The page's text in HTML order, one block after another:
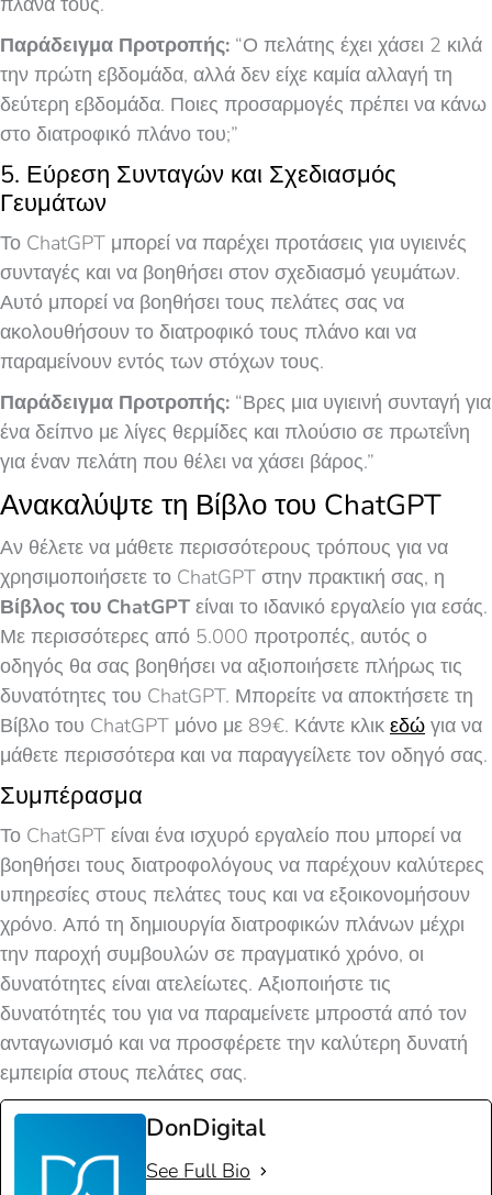
Παράδειγμα Προτροπής: “Ο πελάτης έχει χάσει 2 κιλά
την πρώτη εβδομάδα, αλλά δεν είχε καμία αλλαγή τη
δεύτερη εβδομάδα. Ποιες προσαρμογές πρέπει να κάνω
στο διατροφικό πλάνο του;”
5. Εύρεση Συνταγών και Σχεδιασμός
Γευμάτων
Το ChatGPT μπορεί να παρέχει προτάσεις για υγιεινές
συνταγές και να βοηθήσει στον σχεδιασμό γευμάτων.
Αυτό μπορεί να βοηθήσει τους πελάτες σας να
ακολουθήσουν το διατροφικό τους πλάνο και να
παραμείνουν εντός των στόχων τους.
Παράδειγμα Προτροπής: “Βρες μια υγιεινή συνταγή για
ένα δείπνο με λίγες θερμίδες και πλούσιο σε πρωτεΐνη
για έναν πελάτη που θέλει να χάσει βάρος.”
Ανακαλύψτε τη Βίβλο του ChatGPT
Αν θέλετε να μάθετε περισσότερους τρόπους για να
χρησιμοποιήσετε το ChatGPT στην πρακτική σας, η
Βίβλος του ChatGPT είναι το ιδανικό εργαλείο για εσάς.
Με περισσότερες από 5.000 προτροπές, αυτός ο
οδηγός θα σας βοηθήσει να αξιοποιήσετε πλήρως τις
δυνατότητες του ChatGPT. Μπορείτε να αποκτήσετε τη
Βίβλο του ChatGPT μόνο με 89€. Κάντε κλικ εδώ για να
μάθετε περισσότερα και να παραγγείλετε τον οδηγό σας.
Συμπέρασμα
Το ChatGPT είναι ένα ισχυρό εργαλείο που μπορεί να
βοηθήσει τους διατροφολόγους να παρέχουν καλύτερες
υπηρεσίες στους πελάτες τους και να εξοικονομήσουν
χρόνο. Από τη δημιουργία διατροφικών πλάνων μέχρι
την παροχή συμβουλών σε πραγματικό χρόνο, οι
δυνατότητες είναι ατελείωτες. Αξιοποιήστε τις
δυνατότητές του για να παραμείνετε μπροστά από τον
ανταγωνισμό και να προσφέρετε την καλύτερη δυνατή
εμπειρία στους πελάτες σας.
DonDigital
See Full Bio